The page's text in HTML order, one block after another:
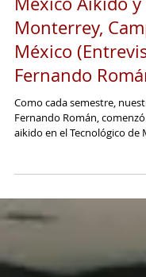
México Aikido y
Monterrey,
México
Fernando
aikido en el Tecnológico de